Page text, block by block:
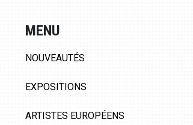
MENU
NOUVEAUTÉS
EXPOSITIONS
ARTISTES EUROPÉENS